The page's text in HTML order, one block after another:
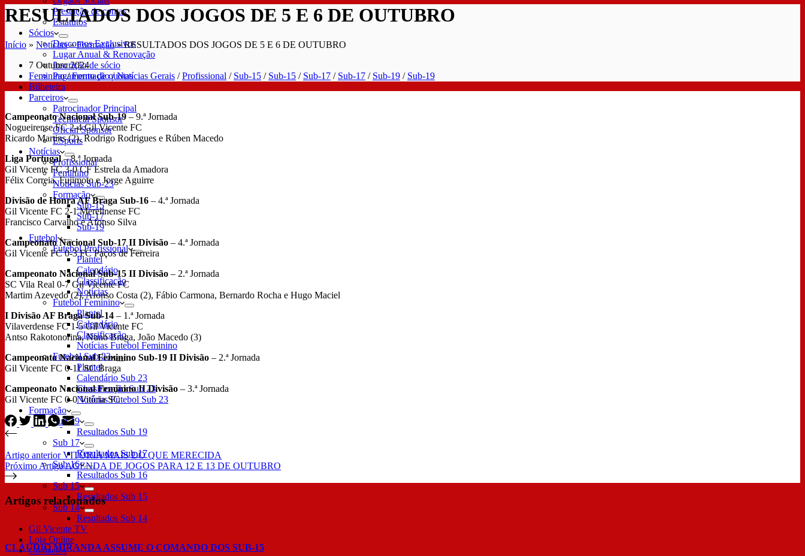
Prestação de contas
Estatutos
Sócios
Descontos Exclusivos
Lugar Anual & Renovação
Inscrição de sócio
Pagamento de quotas
Bilheteira
Parceiros
Patrocinador Principal
Technical Sponsor
Oficial Sponsor
ESports
Notícias
Profissional
Feminino
Notícias Sub-23
Formação
Sub-15
Sub-17
Sub-19
Futebol
Futebol Profissional
Plantel
Calendário
Classificação
Notícias
Futebol Feminino
Plantel
Calendário
Classificação
Notícias Futebol Feminino
Futebol Sub 23
Plantel
Calendário Sub 23
Classificação Sub 23
Notícias Futebol Sub 23
Formação
Sub 19
Resultados Sub 19
Sub 17
Resultados Sub 17
Sub 16
Resultados Sub 16
Sub 15
Resultados Sub 15
Sub 14
Resultados Sub 14
Gil Vicente TV
Loja Online
Contactos
RESULTADOS DOS JOGOS DE 5 E 6 DE OUTUBRO
Início » Notícias»Formação»RESULTADOS DOS JOGOS DE 5 E 6 DE OUTUBRO
7 Outubro 2024
Feminino/Formação/Notícias Gerais /Profissional / Sub-15 / Sub-15 / Sub-17 / Sub-17 / Sub-19 / Sub-19
Campeonato Nacional Sub-19– 9.ª Jornada
Nogueirense FC 2-4 Gil Vicente FC
Ricardo Martins (2), Rodrigo Rodrigues e Rúben Macedo
Liga Portugal– 8.ª Jornada
Gil Vicente FC 3-0 CF Estrela da Amadora
Félix Correia, Fujimoto e Jorge Aguirre
Divisão de Honra AF Braga Sub-16 – 4.ª Jornada
Gil Vicente FC 2-1 Merelinense FC
Francisco Carvalho e Afonso Silva
Campeonato Nacional Sub-17 II Divisão – 4.ª Jornada
Gil Vicente FC 0-3 FC Paços de Ferreira
Campeonato Nacional Sub-15 II Divisão – 2.ª Jornada
SC Vila Real 0-7 Gil Vicente FC
Martim Azevedo (2), Afonso Costa (2), Fábio Carmona, Bernardo Rocha e Hugo Maciel
I Divisão AF Braga Sub-14 – 1.ª Jornada
Vilaverdense FC 1-5 Gil Vicente FC
Antso Rakotonorina, Nuno Braga, João Macedo (3)
Campeonato Nacional Feminino Sub-19 II Divisão – 2.ª Jornada
Gil Vicente FC 0-11 SC Braga
Campeonato Nacional Feminino II Divisão – 3.ª Jornada
Gil Vicente FC 0-0 Vitória SC
Artigo anteriorVITÓRIA MAIS DO QUE MERECIDA
Próximo ArtigoAGENDA DE JOGOS PARA 12 E 13 DE OUTUBRO
Artigos relacionados
CLÁUDIO MIRANDA ASSUME O COMANDO DOS SUB-15